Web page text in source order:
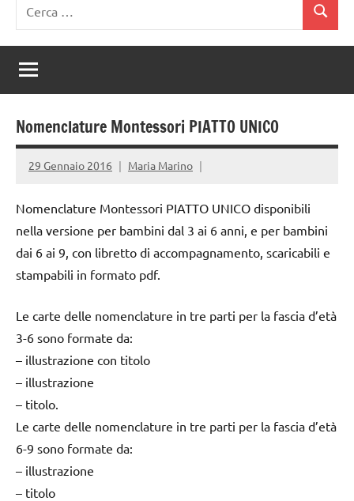
per:
Cerca
Nomenclature Montessori PIATTO UNICO
29 Gennaio 2016 Maria Marino
Nomenclature Montessori PIATTO UNICO disponibili
nella versione per bambini dal 3 ai 6 anni, e per bambini
dai 6 ai 9, con libretto di accompagnamento, scaricabili e
stampabili in formato pdf.
Le carte delle nomenclature in tre parti per la fascia d’età
3-6 sono formate da:
– illustrazione con titolo
– illustrazione
– titolo.
Le carte delle nomenclature in tre parti per la fascia d’età
6-9 sono formate da:
– illustrazione
– titolo